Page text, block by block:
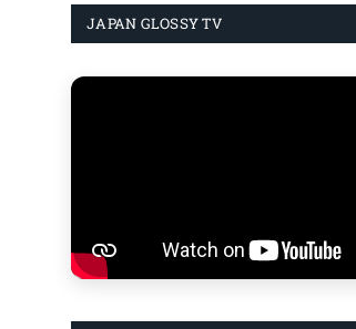
JAPAN GLOSSY TV